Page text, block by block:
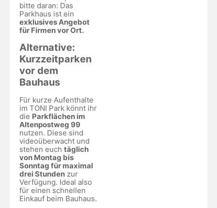
bitte daran: Das
Parkhaus ist ein
exklusives Angebot
für Firmen vor Ort.
Alternative:
Kurzzeitparken
vor dem
Bauhaus
Für kurze Aufenthalte
im TONI Park könnt ihr
die Parkflächen im
Altenpostweg 99
nutzen. Diese sind
videoüberwacht und
stehen euch täglich
von Montag bis
Sonntag für maximal
drei Stunden zur
Verfügung. Ideal also
für einen schnellen
Einkauf beim Bauhaus.